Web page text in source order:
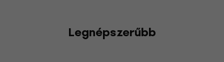
Legnépszerűbb